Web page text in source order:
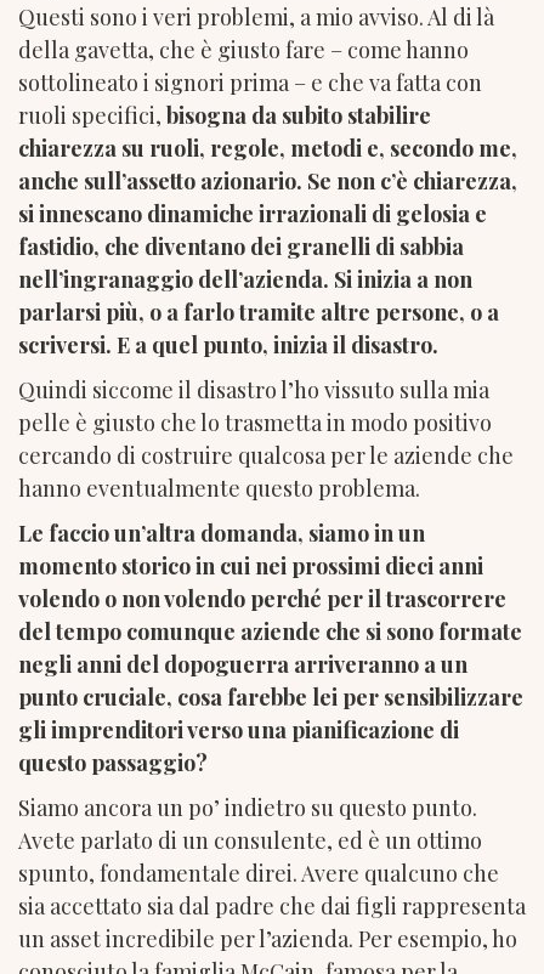
Questi sono i veri problemi, a mio avviso. Al di là
della gavetta, che è giusto fare – come hanno
sottolineato i signori prima – e che va fatta con
ruoli specifici, bisogna da subito stabilire
chiarezza su ruoli, regole, metodi e, secondo me,
anche sull’assetto azionario. Se non c’è chiarezza,
si innescano dinamiche irrazionali di gelosia e
fastidio, che diventano dei granelli di sabbia
nell’ingranaggio dell’azienda. Si inizia a non
parlarsi più, o a farlo tramite altre persone, o a
scriversi. E a quel punto, inizia il disastro.
Quindi siccome il disastro l’ho vissuto sulla mia
pelle è giusto che lo trasmetta in modo positivo
cercando di costruire qualcosa per le aziende che
hanno eventualmente questo problema.
Le faccio un’altra domanda, siamo in un
momento storico in cui nei prossimi dieci anni
volendo o non volendo perché per il trascorrere
del tempo comunque aziende che si sono formate
negli anni del dopoguerra arriveranno a un
punto cruciale, cosa farebbe lei per sensibilizzare
gli imprenditori verso una pianificazione di
questo passaggio?
Siamo ancora un po’ indietro su questo punto.
Avete parlato di un consulente, ed è un ottimo
spunto, fondamentale direi. Avere qualcuno che
sia accettato sia dal padre che dai figli rappresenta
un asset incredibile per l’azienda. Per esempio, ho